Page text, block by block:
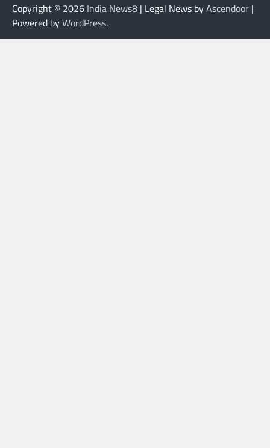
Copyright © 2026 India News8 | Legal News byAscendoor |
Powered byWordPress.